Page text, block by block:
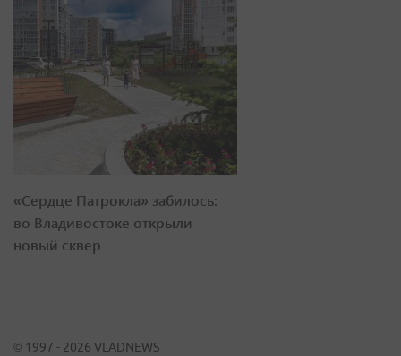
«Сердце Патрокла» забилось:
во Владивостоке открыли
новый сквер
© 1997 - 2026 VLADNEWS